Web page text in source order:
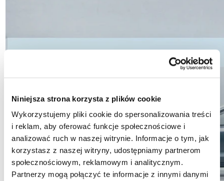
Niniejsza strona korzysta z plików cookie
Wykorzystujemy pliki cookie do spersonalizowania treści
i reklam, aby oferować funkcje społecznościowe i
analizować ruch w naszej witrynie. Informacje o tym, jak
korzystasz z naszej witryny, udostępniamy partnerom
społecznościowym, reklamowym i analitycznym.
Partnerzy mogą połączyć te informacje z innymi danymi